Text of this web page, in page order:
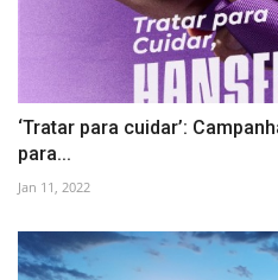
‘Tratar para cuidar’:
para...
Jan 11, 2022